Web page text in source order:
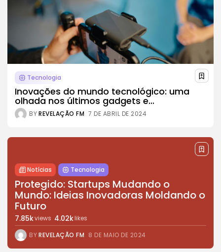
Tecnologia
Inovações do mundo tecnológico: uma
olhada nos últimos gadgets e...
BYREVELAÇÃO FM 7 DE ABRIL DE 2024
Notícias Tecnologia
Protegido: Startups Mudando o
Mundo: Ideias Inovadoras Moldando o
Futuro
7.85kviews 4.02klikes
BYREVELAÇÃO FM 8 DE MAIO DE 2024